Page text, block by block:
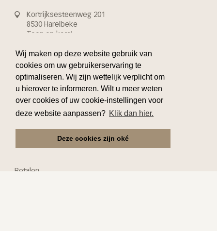
Wij maken op deze website gebruik van
cookies om uw gebruikerservaring te
optimaliseren. Wij zijn wettelijk verplicht om
u hierover te informeren. Wilt u meer weten
over cookies of uw cookie-instellingen voor
deze website aanpassen? Klik dan hier.
Deze cookies zijn oké
Kortrijksesteenweg 201
8530 Harelbeke
Toon op kaart
T 32 56 70 24 44
info@flamingo-busvakanties.be
Reserveren
Betalen